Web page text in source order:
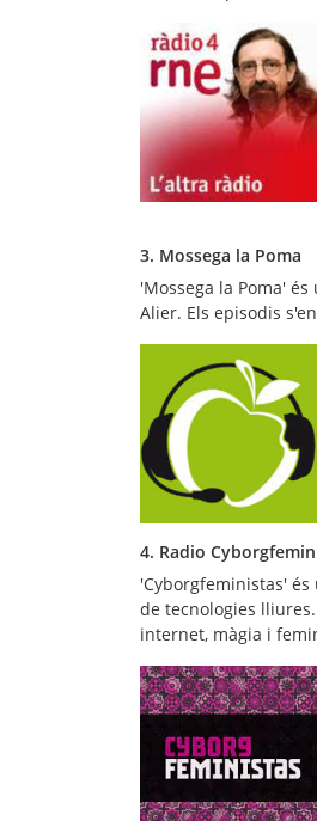
3. Mossega la Poma
'Mossega la Poma'
Alier. Els episodis
4. Radio
'Cyborgfeministas'
de tecnologies
internet, màgia i